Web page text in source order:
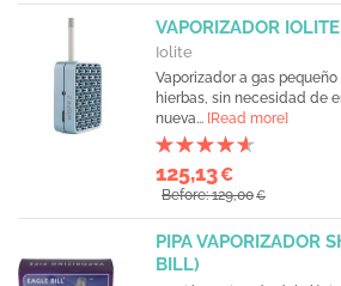
VAPORIZADOR
Iolite
Vaporizador a gas
hierbas, sin necesidad de
nueva... [Read more]
125,13€
Before: 129,00€
PIPA VAPORIZADOR
BILL)